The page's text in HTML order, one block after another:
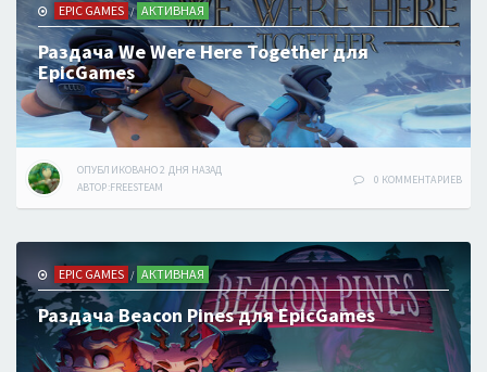
EPIC GAMES / АКТИВНАЯ
Раздача We Were Here Together для
EpicGames
ОПУБЛИКОВАНО2 ДНЯ НАЗАД
АВТОР:FREESTEAM
0 КОММЕНТАРИЕВ
EPIC GAMES / АКТИВНАЯ
Раздача Beacon Pines для EpicGames